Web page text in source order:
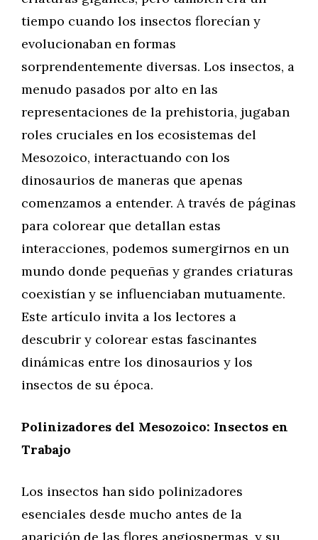
tiempo cuando los insectos florecían y
evolucionaban en formas
sorprendentemente diversas. Los insectos, a
menudo pasados por alto en las
representaciones de la prehistoria, jugaban
roles cruciales en los ecosistemas del
Mesozoico, interactuando con los
dinosaurios de maneras que apenas
comenzamos a entender. A través de páginas
para colorear que detallan estas
interacciones, podemos sumergirnos en un
mundo donde pequeñas y grandes criaturas
coexistían y se influenciaban mutuamente.
Este artículo invita a los lectores a
descubrir y colorear estas fascinantes
dinámicas entre los dinosaurios y los
insectos de su época.
Polinizadores del Mesozoico: Insectos en
Trabajo
Los insectos han sido polinizadores
esenciales desde mucho antes de la